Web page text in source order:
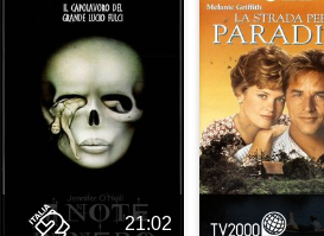
21:02